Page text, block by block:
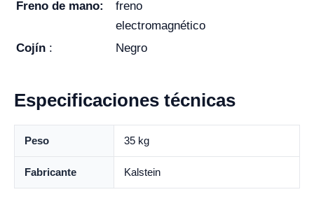
Freno de mano:
freno
electromagnético
Cojín : Negro
Especificaciones técnicas
Peso 35 kg
Fabricante Kalstein